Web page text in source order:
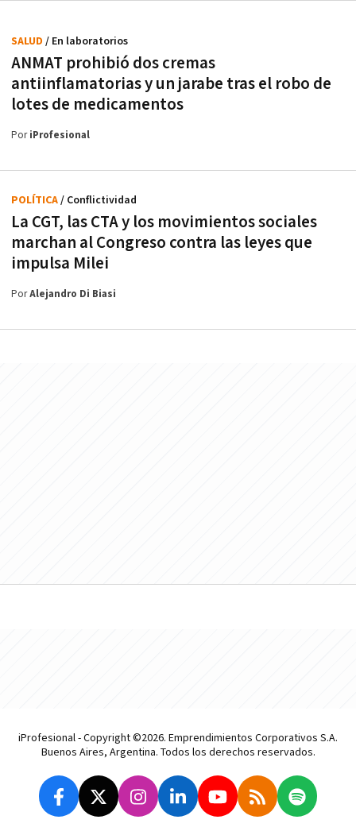
ANMAT prohibió dos cremas
antiinflamatorias y un jarabe tras el robo de
lotes de medicamentos
SALUD / En laboratorios
PoriProfesional
La CGT, las CTA y los movimientos sociales
marchan al Congreso contra las leyes que
impulsa Milei
POLÍTICA/ Conflictividad
PorAlejandro Di Biasi
iProfesional - Copyright ©2026. Emprendimientos Corporativos S.A.
Buenos Aires, Argentina. Todos los derechos reservados.